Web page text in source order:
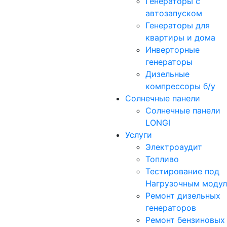
автозапуском
Генераторы для
квартиры и дома
Инверторные
генераторы
Дизельные
компрессоры б/у
Солнечные панели
Солнечные панели
LONGI
Услуги
Электроаудит
Топливо
Тестирование под
Нагрузочным
Ремонт дизельных
генераторов
Ремонт бензиновых